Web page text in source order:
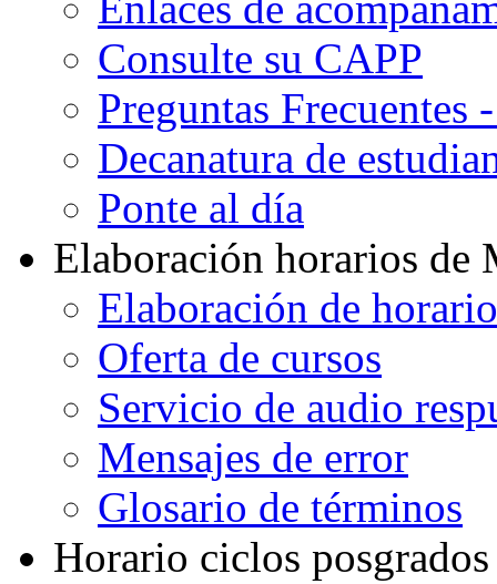
Consulte su CAPP
Preguntas Frecuentes
Decanatura de
Ponte al día
Elaboración horarios de
Elaboración de
Oferta de cursos
Servicio de audio
Mensajes de error
Glosario de términos
Horario ciclos posgrados